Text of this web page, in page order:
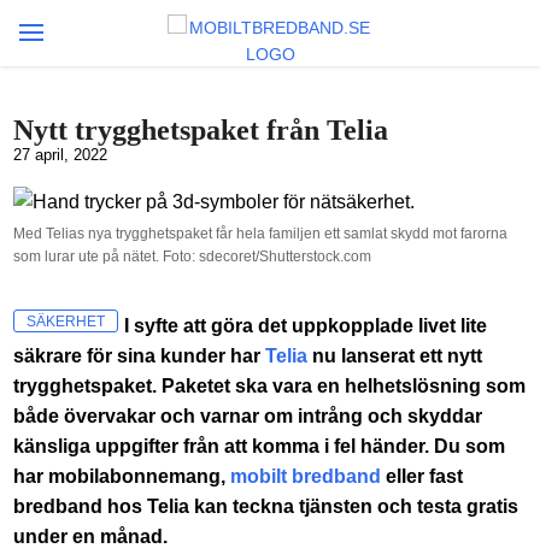
Nytt trygghetspaket från Telia
27 april, 2022
Med Telias nya trygghetspaket får hela familjen ett samlat skydd mot farorna
som lurar ute på nätet. Foto: sdecoret/Shutterstock.com
SÄKERHET
I syfte att göra det uppkopplade livet lite
säkrare för sina kunder harTelia nu lanserat ett nytt
trygghetspaket. Paketet ska vara en helhetslösning som
både övervakar och varnar om intrång och skyddar
känsliga uppgifter från att komma i fel händer. Du som
har mobilabonnemang, mobilt bredband eller fast
bredband hos Telia kan teckna tjänsten och testa gratis
under en månad.